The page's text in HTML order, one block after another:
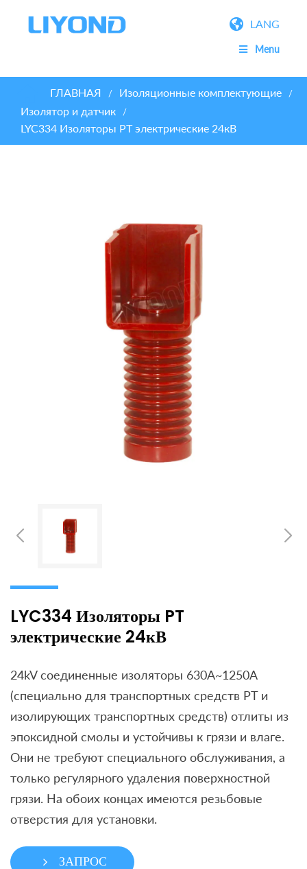
LANG
Menu
ГЛАВНАЯ / Изоляционные комплектующие /
Изолятор и датчик /
LYC334 Изоляторы PT электрические 24кВ
LYC334 Изоляторы PT
электрические 24кВ
24kV соединенные изоляторы 630A~1250A
(специально для транспортных средств PT и
изолирующих транспортных средств) отлиты из
эпоксидной смолы и устойчивы к грязи и влаге.
Они не требуют специального обслуживания, а
только регулярного удаления поверхностной
грязи. На обоих концах имеются резьбовые
отверстия для установки.
ЗАПРОС